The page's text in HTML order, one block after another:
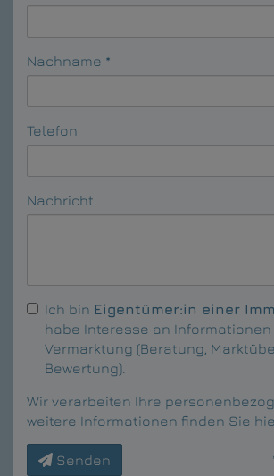
Nachname
Telefon
Nachricht
Ich bin Eigentümer:in einer
habe Interesse an Informationen
Vermarktung (Beratung,
Bewertung).
Wir verarbeiten Ihre
weitere Informationen finden Sie
Senden